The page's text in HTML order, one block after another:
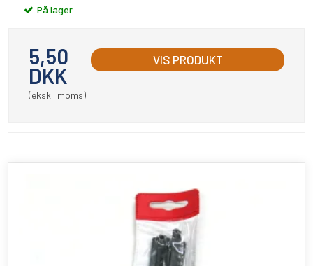
På lager
5,50
DKK
(ekskl. moms)
VIS PRODUKT